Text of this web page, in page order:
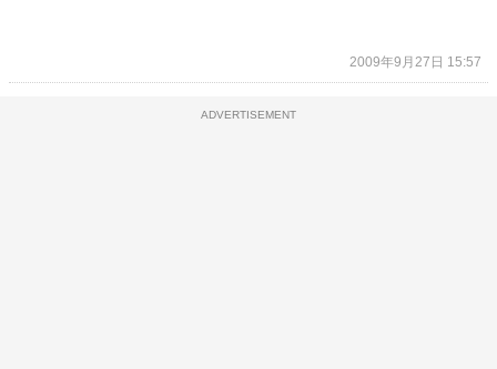
2009年9月27日 15:57
ADVERTISEMENT